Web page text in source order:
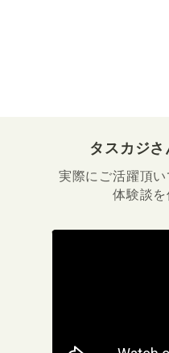
タスカジ
実際にご活躍頂
体験談を